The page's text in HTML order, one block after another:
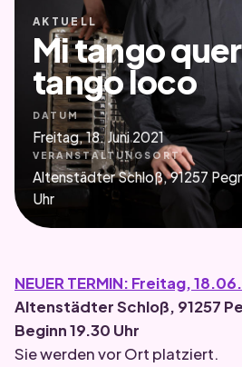
AKTUELL
Mi tango
tango loco
DATUM
Freitag, 18. Juni 2021
VERANSTALTUNGSORT
Altenstädter Schloß, 91257
Uhr
NEUER TERMIN: Freitag,
Altenstädter Schloß, 91257
Beginn 19.30 Uhr
Sie werden vor Ort platziert.